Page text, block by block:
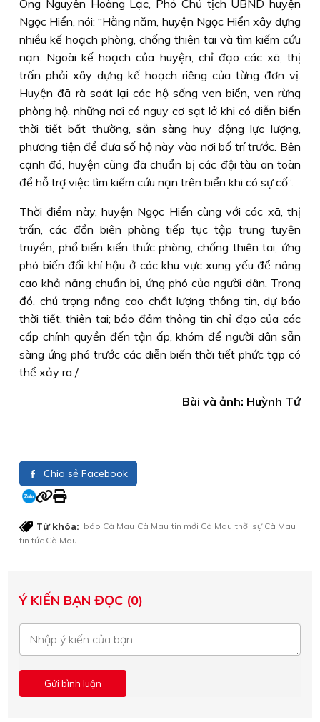
Ông Nguyễn Hoàng Lạc, Phó Chủ tịch UBND huyện
Ngọc Hiển, nói: “Hằng năm, huyện Ngọc Hiển xây dựng
nhiều kế hoạch phòng, chống thiên tai và tìm kiếm cứu
nạn. Ngoài kế hoạch của huyện, chỉ đạo các xã, thị
trấn phải xây dựng kế hoạch riêng của từng đơn vị.
Huyện đã rà soát lại các hộ sống ven biển, ven rừng
phòng hộ, những nơi có nguy cơ sạt lở khi có diễn biến
thời tiết bất thường, sẵn sàng huy động lực lượng,
phương tiện để đưa số hộ này vào nơi bố trí trước. Bên
cạnh đó, huyện cũng đã chuẩn bị các đội tàu an toàn
để hỗ trợ việc tìm kiếm cứu nạn trên biển khi có sự cố”.
Thời điểm này, huyện Ngọc Hiển cùng với các xã, thị
trấn, các đồn biên phòng tiếp tục tập trung tuyên
truyền, phổ biến kiến thức phòng, chống thiên tai, ứng
phó biến đổi khí hậu ở các khu vực xung yếu để nâng
cao khả năng chuẩn bị, ứng phó của người dân. Trong
đó, chú trọng nâng cao chất lượng thông tin, dự báo
thời tiết, thiên tai; bảo đảm thông tin chỉ đạo của các
cấp chính quyền đến tận ấp, khóm để người dân sẵn
sàng ứng phó trước các diễn biến thời tiết phức tạp có
thể xảy ra./.
Bài và ảnh: Huỳnh Tứ
Chia sẻ Facebook
Từ khóa: báo Cà Mau Cà Mau tin mới Cà Mau thời sự Cà Mau
tin tức Cà Mau
Ý KIẾN BẠN ĐỌC (0)